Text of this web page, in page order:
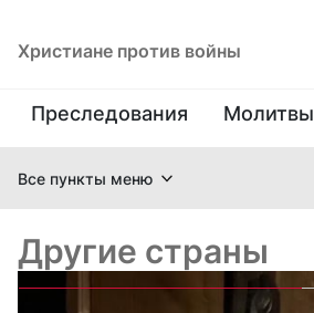
Христиане против войны
Преследования Молитвы
Все пункты меню
Другие страны